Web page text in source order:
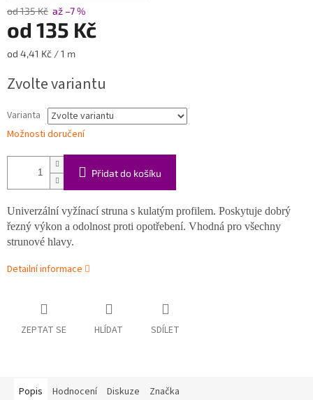
od 135 Kč až –7 %
od 135 Kč
Měrná
od 4,41 Kč / 1 m
Zvolte variantu
Varianta
Možnosti doručení
Přidat do košíku
Univerzální vyžínací struna s kulatým profilem. Poskytuje dobrý
řezný výkon a odolnost proti opotřebení. Vhodná pro všechny
strunové hlavy.
Detailní informace
ZEPTAT SE HLÍDAT SDÍLET
Popis Hodnocení Diskuze Značka